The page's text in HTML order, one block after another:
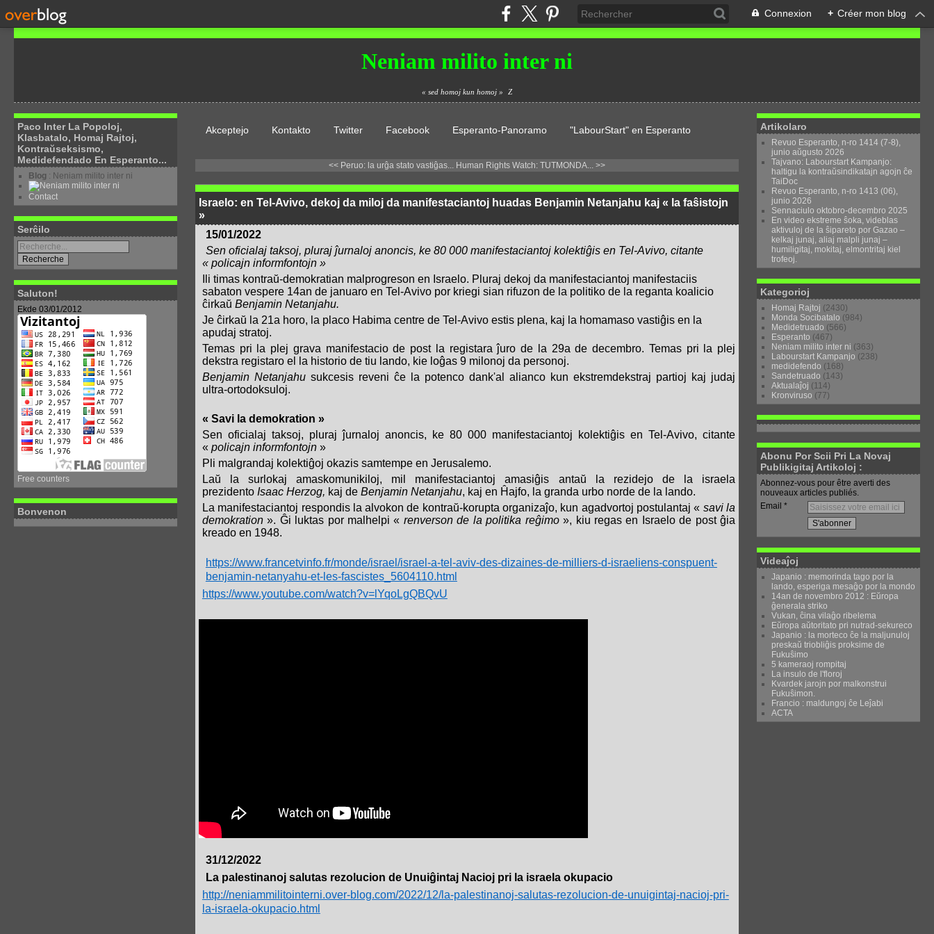
Connexion + Créer mon blog
Neniam milito inter ni
« sed homoj kun homoj » Z
Paco Inter La Popoloj,
Klasbatalo, Homaj Rajtoj,
Kontraŭseksismo,
Medidefendado En Esperanto...
Blog : Neniam milito inter ni
Contact
Serĉilo
Saluton!
Ekde 03/01/2012
Free counters
Bonvenon
Akceptejo Kontakto Twitter Facebook Esperanto-Panoramo "LabourStart" en Esperanto
<< Peruo: la urĝa stato vastiĝas... Human Rights Watch: TUTMONDA... >>
Israelo: en Tel-Avivo, dekoj da miloj da manifestaciantoj huadas Benjamin Netanjahu kaj « la faŝistojn
»
15/01/2022
Sen oficialaj taksoj, pluraj ĵurnaloj anoncis, ke 80 000 manifestaciantoj kolektiĝis en Tel-Avivo, citante
« policajn informfontojn »
Ili timas kontraŭ-demokratian malprogreson en Israelo. Pluraj dekoj da manifestaciantoj manifestaciis
sabaton vespere 14an de januaro en Tel-Avivo por kriegi sian rifuzon de la politiko de la reganta koalicio
ĉirkaŭ Benjamin Netanjahu.
Je ĉirkaŭ la 21a horo, la placo Habima centre de Tel-Avivo estis plena, kaj la homamaso vastiĝis en la
apudaj stratoj.
Temas pri la plej grava manifestacio de post la registara ĵuro de la 29a de decembro. Temas pri la plej
dekstra registaro el la historio de tiu lando, kie loĝas 9 milonoj da personoj.
Benjamin Netanjahu sukcesis reveni ĉe la potenco dank'al alianco kun ekstremdekstraj partioj kaj judaj
ultra-ortodoksuloj.
« Savi la demokration »
Sen oficialaj taksoj, pluraj ĵurnaloj anoncis, ke 80 000 manifestaciantoj kolektiĝis en Tel-Avivo, citante
« policajn informfontojn»
Pli malgrandaj kolektiĝoj okazis samtempe en Jerusalemo.
Laŭ la surlokaj amaskomunikiloj, mil manifestaciantoj amasiĝis antaŭ la rezidejo de la israela
prezidento Isaac Herzog, kaj de Benjamin Netanjahu, kaj en Ĥajfo, la granda urbo norde de la lando.
La manifestaciantoj respondis la alvokon de kontraŭ-korupta organizaĵo, kun agadvortoj postulantaj « savi la
demokration». Ĝi luktas por malhelpi « renverson de la politika reĝimo», kiu regas en Israelo de post ĝia
kreado en 1948.
https://www.francetvinfo.fr/monde/israel/israel-a-tel-aviv-des-dizaines-de-milliers-d-israeliens-conspuent-
benjamin-netanyahu-et-les-fascistes_5604110.html
https://www.youtube.com/watch?v=lYqoLgQBQvU
31/12/2022
La palestinanoj salutas rezolucion de Unuiĝintaj Nacioj pri la israela okupacio
http://neniammilitointerni.over-blog.com/2022/12/la-palestinanoj-salutas-rezolucion-de-unuigintaj-nacioj-pri-
la-israela-okupacio.html
Artikolaro
Revuo Esperanto, n-ro 1414 (7-8),
junio aŭgusto 2026
Tajvano: Labourstart Kampanjo:
haltigu la kontraŭsindikatajn agojn ĉe
TaiDoc
Revuo Esperanto, n-ro 1413 (06),
junio 2026
Sennaciulo oktobro-decembro 2025
En video ekstreme ŝoka, videblas
aktivuloj de la ŝipareto por Gazao –
kelkaj junaj, aliaj malpli junaj –
humiligitaj, mokitaj, elmontritaj kiel
trofeoj.
Kategorioj
Homaj Rajtoj (2430)
Monda Socibatalo (984)
Medidetruado (566)
Esperanto (467)
Neniam milito inter ni (363)
Labourstart Kampanjo (238)
medidefendo (168)
Sandetruado (143)
Aktualaĵoj (114)
Kronviruso (77)
Abonu Por Scii Pri La Novaj
Publikigitaj Artikoloj :
Abonnez-vous pour être averti des
nouveaux articles publiés.
Email
Videaĵoj
Japanio : memorinda tago por la
lando, esperiga mesaĝo por la mondo
14an de novembro 2012 : Eŭropa
ĝenerala striko
Vukan, ĉina vilaĝo ribelema
Eŭropa aŭtoritato pri nutrad-sekureco
Japanio : la morteco ĉe la maljunuloj
preskaŭ triobliĝis proksime de
Fukuŝimo
5 kameraoj rompitaj
La insulo de l'floroj
Kvardek jarojn por malkonstrui
Fukuŝimon.
Francio : maldungoj ĉe Leĵabi
ACTA